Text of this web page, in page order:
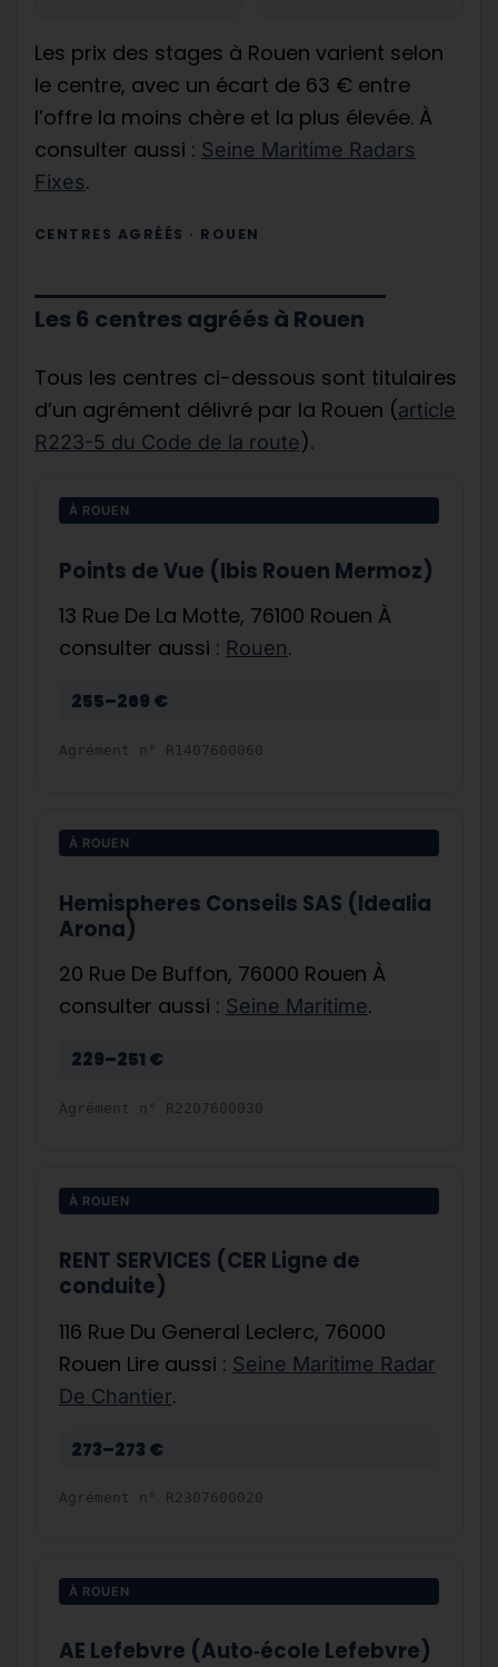
Les prix des stages à Rouen varient selon
le centre, avec un écart de 63 € entre
l’offre la moins chère et la plus élevée. À
consulter aussi : Seine Maritime Radars
Fixes.
CENTRES AGRÉÉS · ROUEN
Les 6 centres agréés à Rouen
Tous les centres ci-dessous sont titulaires
d’un agrément délivré par la Rouen (article
R223-5 du Code de la route).
À ROUEN
Points de Vue (Ibis Rouen Mermoz)
13 Rue De La Motte, 76100 Rouen À
consulter aussi : Rouen.
255–269 €
Agrément n° R1407600060
À ROUEN
Hemispheres Conseils SAS (Idealia
Arona)
20 Rue De Buffon, 76000 Rouen À
consulter aussi : Seine Maritime.
229–251 €
Agrément n° R2207600030
À ROUEN
RENT SERVICES (CER Ligne de
conduite)
116 Rue Du General Leclerc, 76000
Rouen Lire aussi : Seine Maritime Radar
De Chantier.
273–273 €
Agrément n° R2307600020
À ROUEN
AE Lefebvre (Auto‑école Lefebvre)